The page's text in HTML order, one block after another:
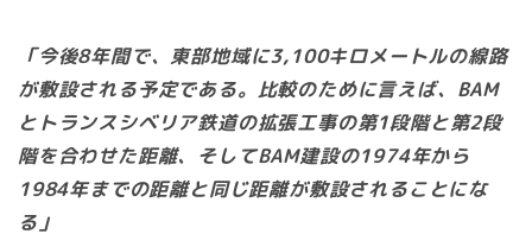
「今後8年間で、東部地域に3,100キロメートルの線路
が敷設される予定である。比較のために言えば、BAM
とトランスシベリア鉄道の拡張工事の第1段階と第2段
階を合わせた距離、そしてBAM建設の1974年から
1984年までの距離と同じ距離が敷設されることにな
る」